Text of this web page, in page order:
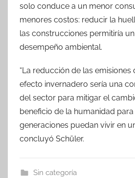
solo conduce a un menor
menores costos: reducir la
las construcciones permitiría
desempeño ambiental.
“La reducción de las emisiones
efecto invernadero sería una
del sector para mitigar el
beneficio de la humanidad
generaciones puedan vivir en
concluyó Schüler.
Sin categoría